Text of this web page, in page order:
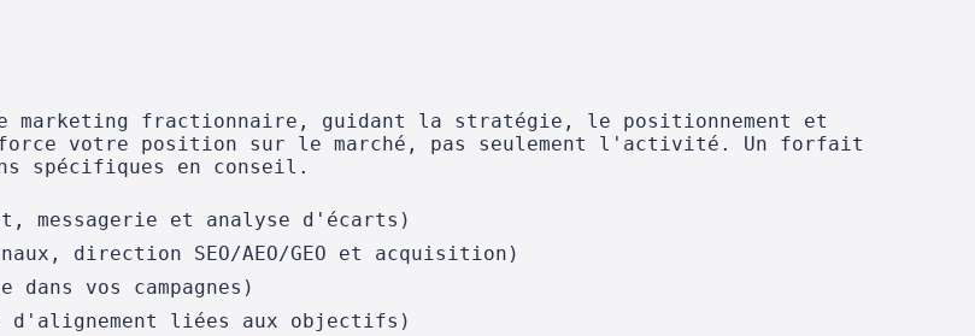
marketing fractionnaire, guidant la stratégie, le positionnement et
votre position sur le marché, pas seulement l'activité. Un forfait
spécifiques en conseil.
messagerie et analyse d'écarts)
direction SEO/AEO/GEO et acquisition)
vos campagnes)
liées aux objectifs)